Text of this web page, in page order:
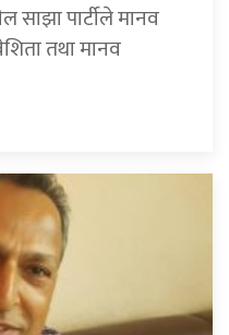
साझा पार्टीले मानव
तथा मानव